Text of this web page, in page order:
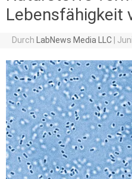
Lebensfähigkeit
Durch LabNews Media LLC